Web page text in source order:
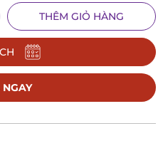
THÊM GIỎ HÀNG